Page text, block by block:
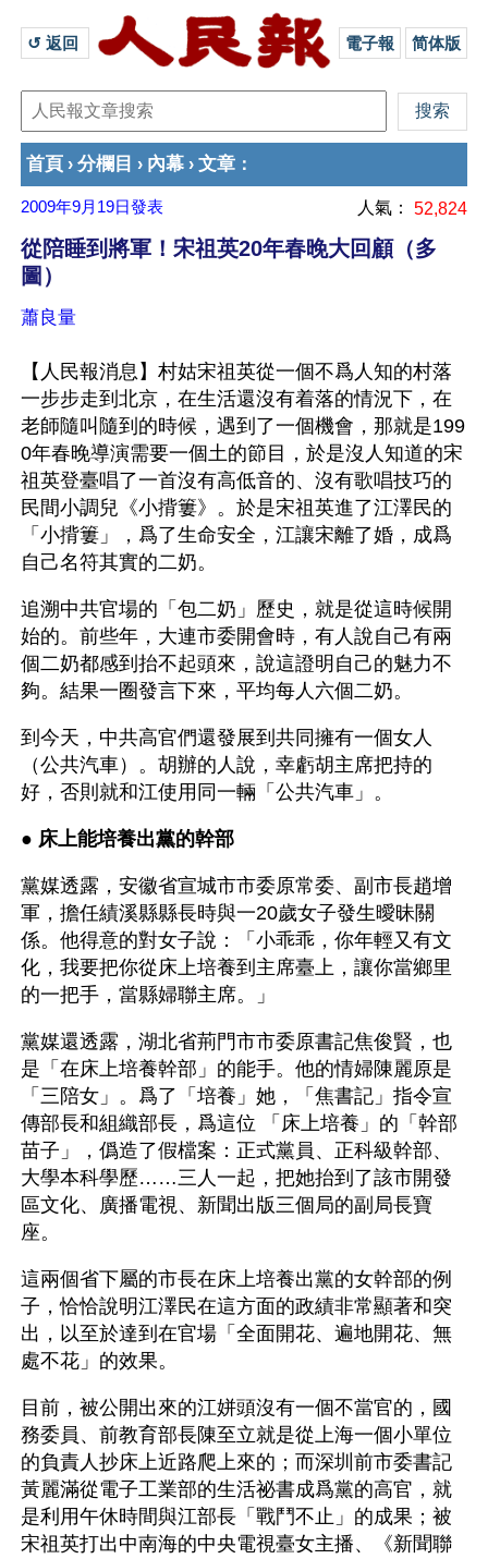
↺ 返回 電子報 简体版
首頁 › 分欄目 › 內幕 › 文章 ：
2009年9月19日發表 人氣： 52,824
從陪睡到將軍！宋祖英20年春晚大回顧（多
圖）
蕭良量
【人民報消息】村姑宋祖英從一個不爲人知的村落
一步步走到北京，在生活還沒有着落的情況下，在
老師隨叫隨到的時候，遇到了一個機會，那就是199
0年春晚導演需要一個土的節目，於是沒人知道的宋
祖英登臺唱了一首沒有高低音的、沒有歌唱技巧的
民間小調兒《小揹簍》。於是宋祖英進了江澤民的
「小揹簍」，爲了生命安全，江讓宋離了婚，成爲
自己名符其實的二奶。
追溯中共官場的「包二奶」歷史，就是從這時候開
始的。前些年，大連市委開會時，有人說自己有兩
個二奶都感到抬不起頭來，說這證明自己的魅力不
夠。結果一圈發言下來，平均每人六個二奶。
到今天，中共高官們還發展到共同擁有一個女人
（公共汽車）。胡辦的人說，幸虧胡主席把持的
好，否則就和江使用同一輛「公共汽車」。
● 床上能培養出黨的幹部
黨媒透露，安徽省宣城市市委原常委、副市長趙增
軍，擔任績溪縣縣長時與一20歲女子發生曖昧關
係。他得意的對女子說：「小乖乖，你年輕又有文
化，我要把你從床上培養到主席臺上，讓你當鄉里
的一把手，當縣婦聯主席。」
黨媒還透露，湖北省荊門市市委原書記焦俊賢，也
是「在床上培養幹部」的能手。他的情婦陳麗原是
「三陪女」。爲了「培養」她，「焦書記」指令宣
傳部長和組織部長，爲這位 「床上培養」的「幹部
苗子」，僞造了假檔案：正式黨員、正科級幹部、
大學本科學歷……三人一起，把她抬到了該市開發
區文化、廣播電視、新聞出版三個局的副局長寶
座。
這兩個省下屬的市長在床上培養出黨的女幹部的例
子，恰恰說明江澤民在這方面的政績非常顯著和突
出，以至於達到在官場「全面開花、遍地開花、無
處不花」的效果。
目前，被公開出來的江姘頭沒有一個不當官的，國
務委員、前教育部長陳至立就是從上海一個小單位
的負責人抄床上近路爬上來的；而深圳前市委書記
黃麗滿從電子工業部的生活祕書成爲黨的高官，就
是利用午休時間與江部長「戰鬥不止」的成果；被
宋祖英打出中南海的中央電視臺女主播、《新聞聯